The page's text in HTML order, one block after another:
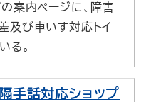
の案内ページに、障害
及び車いす対応トイ
る。
手話対応ショップ